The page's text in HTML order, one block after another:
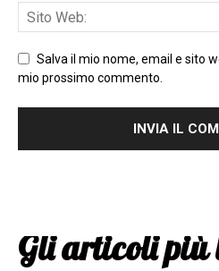
Salva il mio nome, email e sito
mio prossimo commento.
Gli articoli più